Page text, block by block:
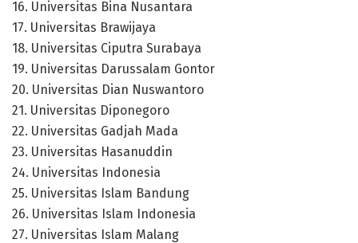
16. Universitas Bina Nusantara
17. Universitas Brawijaya
18. Universitas Ciputra Surabaya
19. Universitas Darussalam Gontor
20. Universitas Dian Nuswantoro
21. Universitas Diponegoro
22. Universitas Gadjah Mada
23. Universitas Hasanuddin
24. Universitas Indonesia
25. Universitas Islam Bandung
26. Universitas Islam Indonesia
27. Universitas Islam Malang